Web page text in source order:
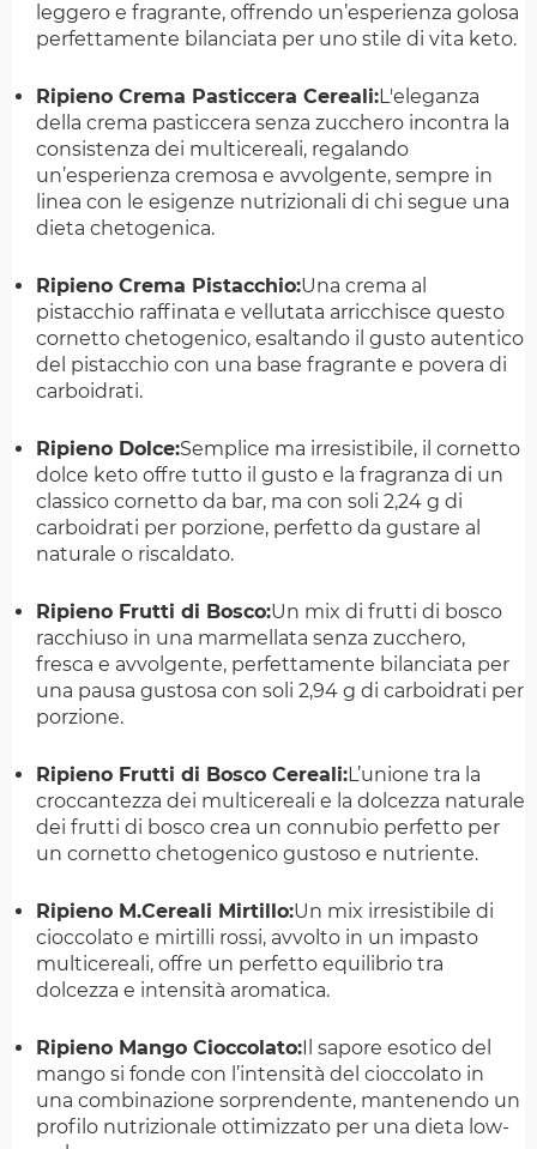
leggero e fragrante, offrendo un’esperienza golosa
perfettamente bilanciata per uno stile di vita keto.
Ripieno Crema Pasticcera Cereali:L'eleganza
della crema pasticcera senza zucchero incontra la
consistenza dei multicereali, regalando
un’esperienza cremosa e avvolgente, sempre in
linea con le esigenze nutrizionali di chi segue una
dieta chetogenica.
Ripieno Crema Pistacchio:Una crema al
pistacchio raffinata e vellutata arricchisce questo
cornetto chetogenico, esaltando il gusto autentico
del pistacchio con una base fragrante e povera di
carboidrati.
Ripieno Dolce:Semplice ma irresistibile, il cornetto
dolce keto offre tutto il gusto e la fragranza di un
classico cornetto da bar, ma con soli 2,24 g di
carboidrati per porzione, perfetto da gustare al
naturale o riscaldato.
Ripieno Frutti di Bosco:Un mix di frutti di bosco
racchiuso in una marmellata senza zucchero,
fresca e avvolgente, perfettamente bilanciata per
una pausa gustosa con soli 2,94 g di carboidrati per
porzione.
Ripieno Frutti di Bosco Cereali:L’unione tra la
croccantezza dei multicereali e la dolcezza naturale
dei frutti di bosco crea un connubio perfetto per
un cornetto chetogenico gustoso e nutriente.
Ripieno M.Cereali Mirtillo:Un mix irresistibile di
cioccolato e mirtilli rossi, avvolto in un impasto
multicereali, offre un perfetto equilibrio tra
dolcezza e intensità aromatica.
Ripieno Mango Cioccolato: Il sapore esotico del
mango si fonde con l’intensità del cioccolato in
una combinazione sorprendente, mantenendo un
profilo nutrizionale ottimizzato per una dieta low-